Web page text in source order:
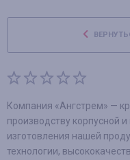
Компания «Ангстрем» —
производству корпусной
изготовления нашей
технологии,